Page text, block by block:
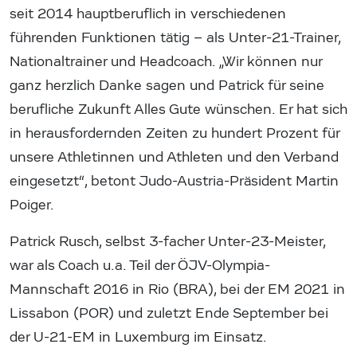
seit 2014 hauptberuflich in verschiedenen
führenden Funktionen tätig – als Unter-21-Trainer,
Nationaltrainer und Headcoach. „Wir können nur
ganz herzlich Danke sagen und Patrick für seine
berufliche Zukunft Alles Gute wünschen. Er hat sich
in herausfordernden Zeiten zu hundert Prozent für
unsere Athletinnen und Athleten und den Verband
eingesetzt“, betont Judo-Austria-Präsident Martin
Poiger.
Patrick Rusch, selbst 3-facher Unter-23-Meister,
war als Coach u.a. Teil der ÖJV-Olympia-
Mannschaft 2016 in Rio (BRA), bei der EM 2021 in
Lissabon (POR) und zuletzt Ende September bei
der U-21-EM in Luxemburg im Einsatz.